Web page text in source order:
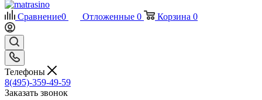
Сравнение0 Отложенные 0 Корзина 0
Телефоны
8(495)-359-49-59
Заказать звонок